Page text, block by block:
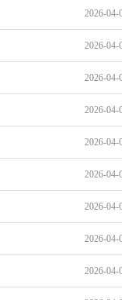
2026-04-
2026-04-
2026-04-
2026-04-
2026-04-
2026-04-
2026-04-
2026-04-
2026-04-